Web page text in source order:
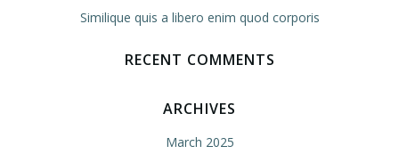
Similique quis a libero enim quod corporis
RECENT COMMENTS
ARCHIVES
March 2025